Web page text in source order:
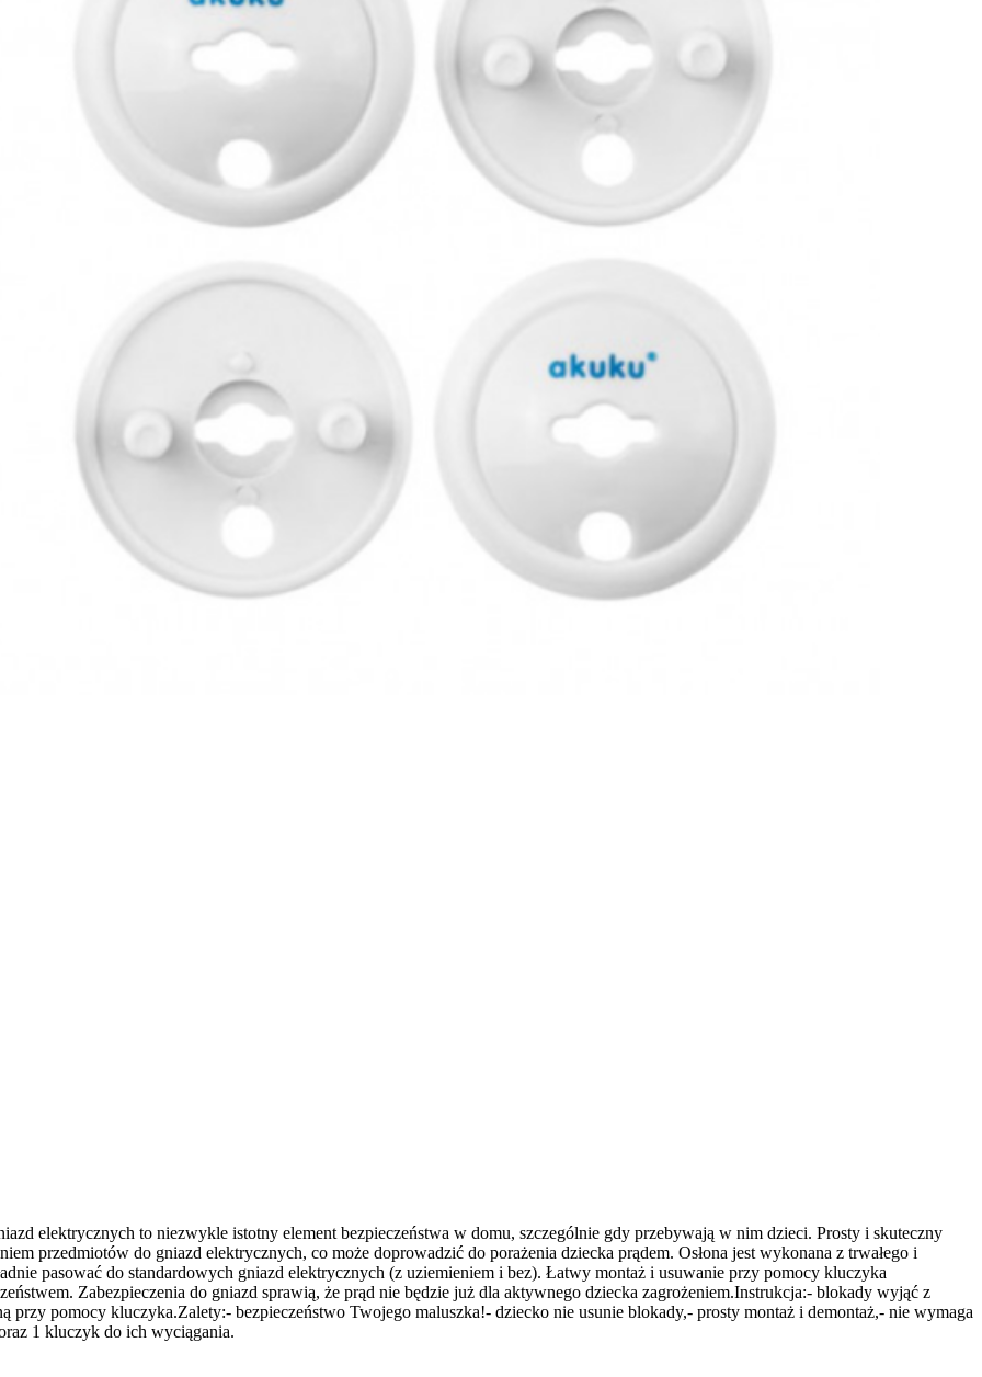
elektrycznych to niezwykle istotny element bezpieczeństwa w domu, szczególnie gdy przebywają w nim dzieci. Prosty i skuteczny
przedmiotów do gniazd elektrycznych, co może doprowadzić do porażenia dziecka prądem. Osłona jest wykonana z trwałego i
pasować do standardowych gniazd elektrycznych (z uziemieniem i bez). Łatwy montaż i usuwanie przy pomocy kluczyka
Zabezpieczenia do gniazd sprawią, że prąd nie będzie już dla aktywnego dziecka zagrożeniem.Instrukcja:- blokady wyjąć z
przy pomocy kluczyka.Zalety:- bezpieczeństwo Twojego maluszka!- dziecko nie usunie blokady,- prosty montaż i demontaż,- nie wymaga
1 kluczyk do ich wyciągania.